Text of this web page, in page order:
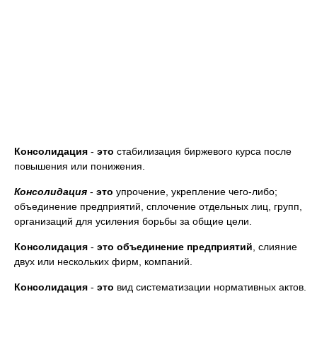
Консолидация - это стабилизация биржевого курса после
повышения или понижения.
Консолидация - это упрочение, укрепление чего-либо;
объединение предприятий, сплочение отдельных лиц, групп,
организаций для усиления борьбы за общие цели.
Консолидация - это объединение предприятий , слияние
двух или нескольких фирм, компаний.
Консолидация - это вид систематизации нормативных актов.